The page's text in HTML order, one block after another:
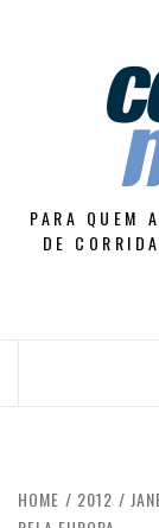
PARA QUEM
DE
HOME 2012